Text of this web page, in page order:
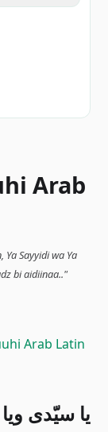
Arab
Ya Sayyidi wa Ya
bi aidiinaa.."
Arab Latin
ﻳﺎ ﺳﻴّﺪﻯ